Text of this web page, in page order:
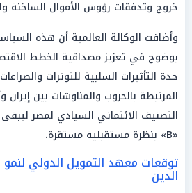
خروج وتدفقات رؤوس الأموال الساخنة
وأضافت الوكالة العالمية أن هذه
بوضوح في تعزيز مصداقية الخطط
حدة التأثيرات السلبية للتوترات
المرتبطة بالحروب والمناوشات بين إيران
التصنيف الائتماني السيادي لمصر
«B» بنظرة مستقبلية مستقرة.
توقعات معهد التمويل الدولي لنمو
الدين